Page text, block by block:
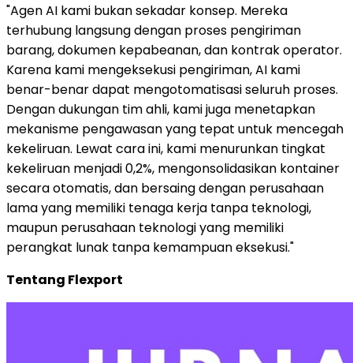
"Agen AI kami bukan sekadar konsep. Mereka
terhubung langsung dengan proses pengiriman
barang, dokumen kepabeanan, dan kontrak operator.
Karena kami mengeksekusi pengiriman, AI kami
benar-benar dapat mengotomatisasi seluruh proses.
Dengan dukungan tim ahli, kami juga menetapkan
mekanisme pengawasan yang tepat untuk mencegah
kekeliruan. Lewat cara ini, kami menurunkan tingkat
kekeliruan menjadi 0,2%, mengonsolidasikan kontainer
secara otomatis, dan bersaing dengan perusahaan
lama yang memiliki tenaga kerja tanpa teknologi,
maupun perusahaan teknologi yang memiliki
perangkat lunak tanpa kemampuan eksekusi."
Tentang Flexport